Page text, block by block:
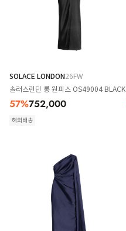
SOLACE LONDON26FW
솔러스런던 롱 원피스 OS49004 BLACK
57%752,000
해외배송